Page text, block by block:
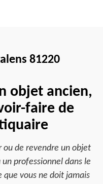
81220
objet ancien,
faire de
ou de revendre un objet
professionnel dans le
que vous ne doit jamais